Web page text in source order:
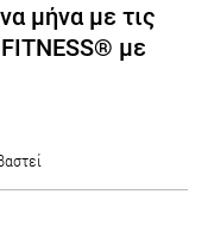
μήνα με τις
με